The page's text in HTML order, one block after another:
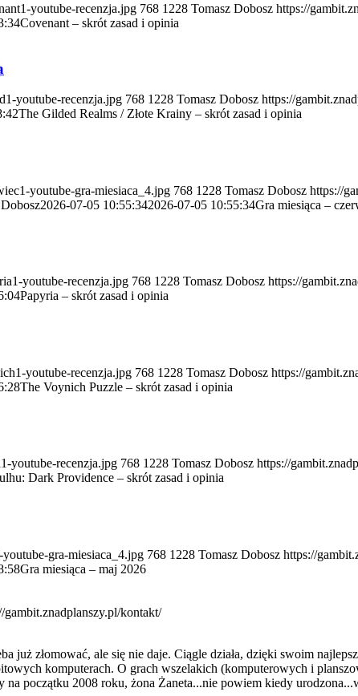
youtube-recenzja.jpg 768 1228 Tomasz Dobosz https://
Covenant – skrót zasad i opinia
youtube-recenzja.jpg 768 1228 Tomasz Dobosz https://
The Gilded Realms / Złote Krainy – skrót zasad i opinia
youtube-gra-miesiaca_4.jpg 768 1228 Tomasz Dobosz https://
2026-07-05 10:55:342026-07-05 10:55:34Gra miesiąca –
youtube-recenzja.jpg 768 1228 Tomasz Dobosz https://
Papyria – skrót zasad i opinia
youtube-recenzja.jpg 768 1228 Tomasz Dobosz https://
The Voynich Puzzle – skrót zasad i opinia
youtube-recenzja.jpg 768 1228 Tomasz Dobosz https://
Dark Providence – skrót zasad i opinia
gra-miesiaca_4.jpg 768 1228 Tomasz Dobosz https://
Gra miesiąca – maj 2026
gambit.znadplanszy.pl/kontakt/
złomować, ale się nie daje. Ciągle działa, dzięki swoim
komputerach. O grach wszelakich (komputerowych i
początku 2008 roku, żona Żaneta...nie powiem kiedy